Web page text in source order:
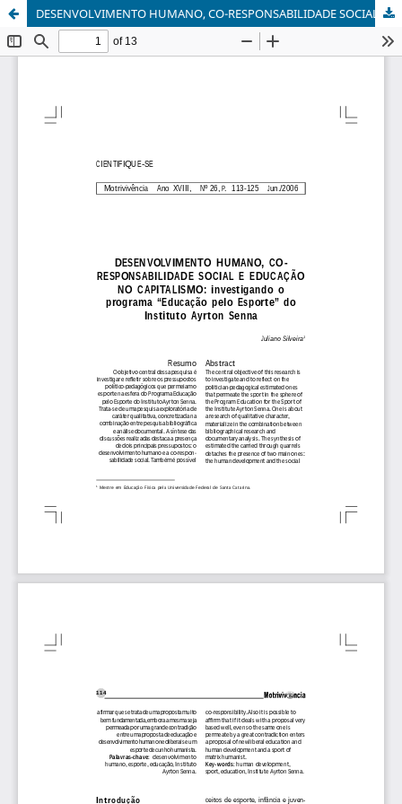
DESENVOLVIMENTO HUMANO, CO-RESPONSABILIDADE SOCIAL E EDUCAÇÃO NO CAPITALISMO: investigando o programa “Educação pelo Esporte” do Instituto Ayrton Senna